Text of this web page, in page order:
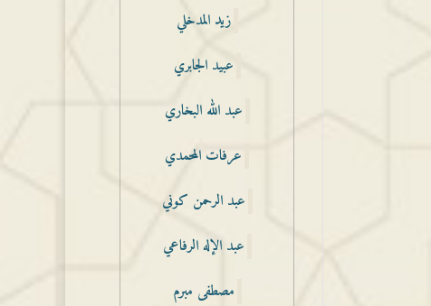
زيد المدخلي
عبيد الجابري
عبد الله البخاري
عرفات المحمدي
عبد الرحمن كوني
عبد الإله الرفاعي
مصطفى مبرم